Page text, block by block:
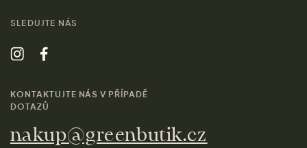
SLEDUJTE NÁS
KONTAKTUJTE NÁS V PŘÍPADĚ
DOTAZŮ
nakup@greenbutik.cz